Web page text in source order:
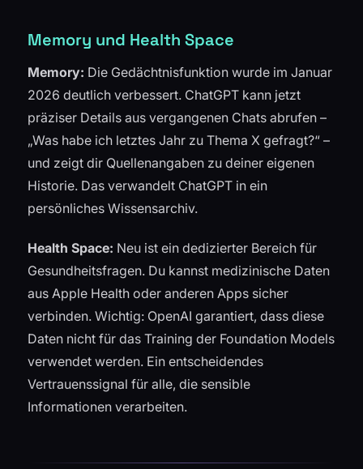
Memory und Health Space
Memory: Die Gedächtnisfunktion wurde im Januar
2026 deutlich verbessert. ChatGPT kann jetzt
präziser Details aus vergangenen Chats abrufen –
„Was habe ich letztes Jahr zu Thema X gefragt?“ –
und zeigt dir Quellenangaben zu deiner eigenen
Historie. Das verwandelt ChatGPT in ein
persönliches Wissensarchiv.
Health Space: Neu ist ein dedizierter Bereich für
Gesundheitsfragen. Du kannst medizinische Daten
aus Apple Health oder anderen Apps sicher
verbinden. Wichtig: OpenAI garantiert, dass diese
Daten nicht für das Training der Foundation Models
verwendet werden. Ein entscheidendes
Vertrauenssignal für alle, die sensible
Informationen verarbeiten.